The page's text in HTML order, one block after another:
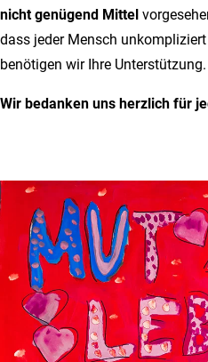
nicht genügend Mittel
dass jeder Mensch
benötigen wir Ihre Unterstützung.
Wir bedanken uns herzlich für